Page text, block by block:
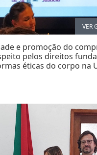
VER
e promoção do
pelos direitos
éticas do corpo na